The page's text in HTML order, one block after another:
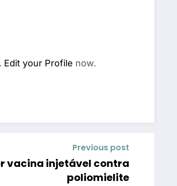
Edit your Profile now.
Previous post
vacina injetável contra
poliomielite